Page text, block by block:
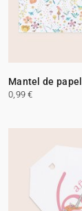
Mantel de papel
0,99 €